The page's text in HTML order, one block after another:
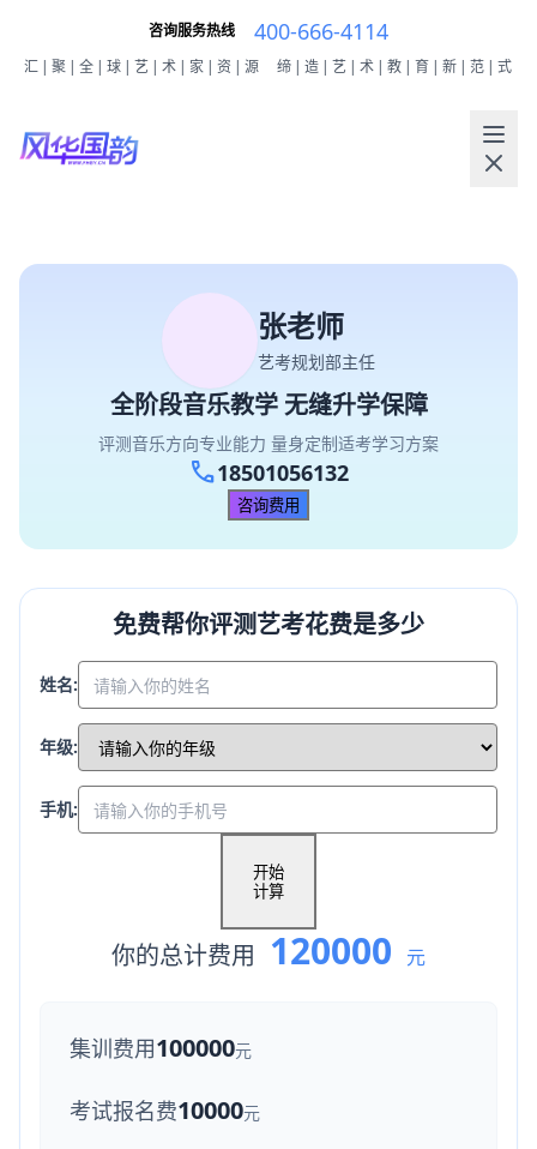
咨询服务热线 400-666-4114
汇|聚|全|球|艺|术|家|资|源 缔|造|艺|术|教|育|新|范|式
张老师
艺考规划部主任
全阶段音乐教学 无缝升学保障
评测音乐方向专业能力 量身定制适考学习方案
call18501056132
咨询费用
免费帮你评测艺考花费是多少
姓名:
年级:
手机:
开始
你的总计费用 120000 元
集训费用 100000元
考试报名费 10000元